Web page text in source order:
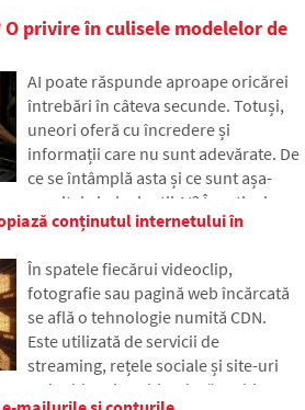
O privire în culisele modelelor de
AI poate răspunde aproape oricărei
întrebări în câteva secunde. Totuși,
uneori oferă cu încredere și
informații care nu sunt adevărate. De
ce se întâmplă asta și ce sunt așa-
numitele halucinații AI? În articol
vom explica cum funcționează marile
generează răspunsuri false și cum
încearcă dezvoltatorii să reducă
treptat această problemă.
conținutul internetului în
În spatele fiecărui videoclip,
fotografie sau pagină web încărcată
se află o tehnologie numită CDN.
Este utilizată de servicii de
streaming, rețele sociale și site-uri
web obișnuite, chiar dacă mulți